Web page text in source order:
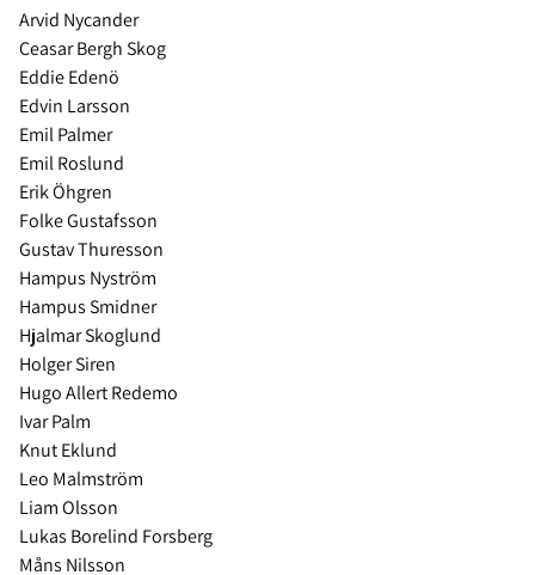
Arvid Nycander
Ceasar Bergh Skog
Eddie Edenö
Edvin Larsson
Emil Palmer
Emil Roslund
Erik Öhgren
Folke Gustafsson
Gustav Thuresson
Hampus Nyström
Hampus Smidner
Hjalmar Skoglund
Holger Siren
Hugo Allert Redemo
Ivar Palm
Knut Eklund
Leo Malmström
Liam Olsson
Lukas Borelind Forsberg
Måns Nilsson